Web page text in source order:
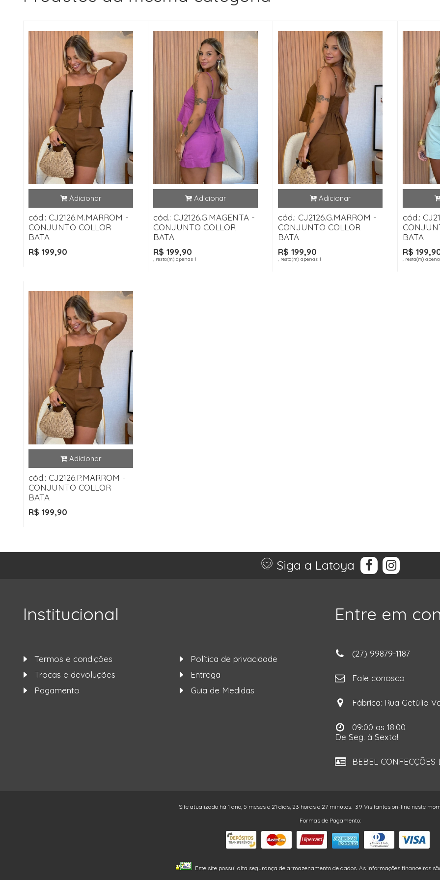
cód.: CJ2126.M.MARROM -
CONJUNTO COLLOR
BATA
R$ 199,90
cód.: CJ2126.G.MAGENTA -
CONJUNTO COLLOR
BATA
R$ 199,90
, resta(m) apenas 1
cód.: CJ2126.G.MARROM -
CONJUNTO COLLOR
BATA
R$ 199,90
, resta(m) apenas 1
cód.:
BATA
R$
, resta(m)
cód.: CJ2126.P.MARROM -
CONJUNTO COLLOR
BATA
R$ 199,90
Siga a Latoya
Institucional
Termos e condições
Política de privacidade
Trocas e devoluções
Entrega
Pagamento
Guia de Medidas
Entre em
(27) 99879-1187
Fale conosco
Fábrica: Rua Getúlio
09:00 as 18:00
De Seg. à Sexta!
BEBEL
Site atualizado há 1 ano, 5 meses e 21 dias, 23 horas e 27 minutos. 39 Visitantes on-line neste
Formas de Pagamento:
Este site possui alta segurança de armazenamento de dados. As informações financeiros